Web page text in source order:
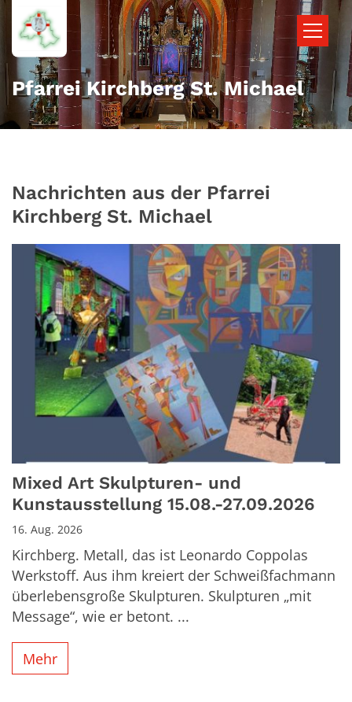
Zum Inhalt springen
Pfarrei Kirchberg St. Michael
Nachrichten aus der Pfarrei
Kirchberg St. Michael
Mixed Art Skulpturen- und
Kunstausstellung 15.08.-27.09.2026
16. Aug. 2026
Kirchberg. Metall, das ist Leonardo Coppolas
Werkstoff. Aus ihm kreiert der Schweißfachmann
überlebensgroße Skulpturen. Skulpturen „mit
Message“, wie er betont. ...
Mehr